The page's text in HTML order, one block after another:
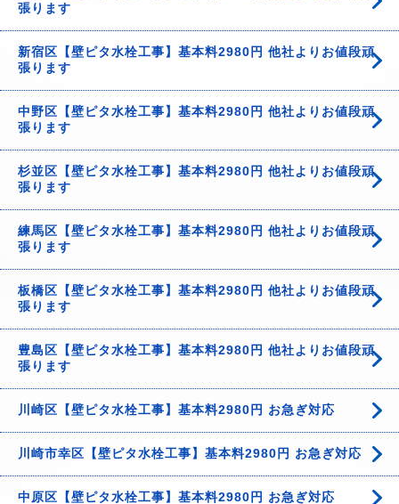
張ります
新宿区【壁ピタ水栓工事】基本料2980円 他社よりお値段頑
張ります
中野区【壁ピタ水栓工事】基本料2980円 他社よりお値段頑
張ります
杉並区【壁ピタ水栓工事】基本料2980円 他社よりお値段頑
張ります
練馬区【壁ピタ水栓工事】基本料2980円 他社よりお値段頑
張ります
板橋区【壁ピタ水栓工事】基本料2980円 他社よりお値段頑
張ります
豊島区【壁ピタ水栓工事】基本料2980円 他社よりお値段頑
張ります
川崎区【壁ピタ水栓工事】基本料2980円 お急ぎ対応
川崎市幸区【壁ピタ水栓工事】基本料2980円 お急ぎ対応
中原区【壁ピタ水栓工事】基本料2980円 お急ぎ対応